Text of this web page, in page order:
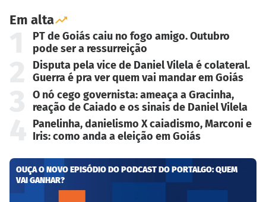
Em alta
PT de Goiás caiu no fogo amigo. Outubro
pode ser a ressurreição
Disputa pela vice de Daniel Vilela é colateral.
Guerra é pra ver quem vai mandar em Goiás
O nó cego governista: ameaça a Gracinha,
reação de Caiado e os sinais de Daniel Vilela
Panelinha, danielismo X caiadismo, Marconi e
Iris: como anda a eleição em Goiás
OUÇA O NOVO EPISÓDIO DO PODCAST DO PORTALGO: QUEM
VAI GANHAR?